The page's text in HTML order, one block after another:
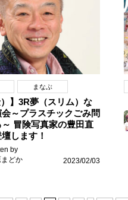
まなぶ
）】3R夢（スリム）な
～プラスチックごみ問
冒険写真家の豊田直
します！
by
どか
2023/02/03